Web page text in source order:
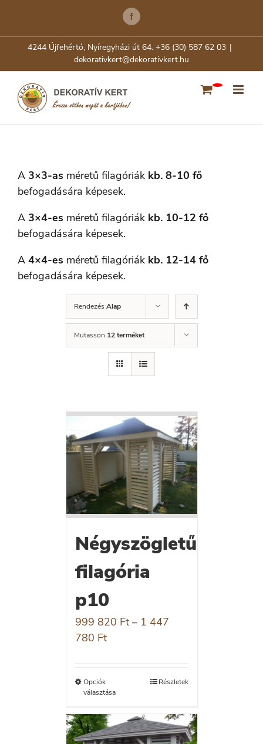
content
Facebook
4244 Újfehértó, Nyíregyházi út 64. +36 (30) 587 62 03 |
dekorativkert@dekorativkert.hu
A 3×3-as méretű filagóriák kb. 8-10 fő
befogadására képesek.
A 3×4-es méretű filagóriák kb. 10-12 fő
befogadására képesek.
A 4×4-es méretű filagóriák kb. 12-14 fő
befogadására képesek.
RendezésAlap
Mutasson 12 terméket
Négyszögletű
filagória
p10
999 820 Ft– 1 447
780 Ft
Opciók
választása
Részletek